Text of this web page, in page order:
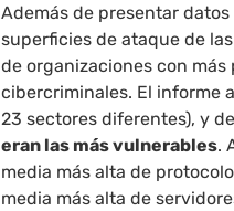
Además de presentar
superficies de ataque de
de organizaciones con
cibercriminales. El informe
23 sectores diferentes), y
eran las más vulnerables.
media más alta de
media más alta de